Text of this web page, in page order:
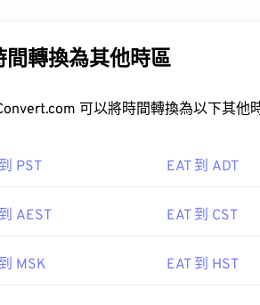
間轉換為其他時區
可以將時間轉換為以下其他
PST EAT 到 ADT
AEST EAT 到 CST
MSK EAT 到 HST